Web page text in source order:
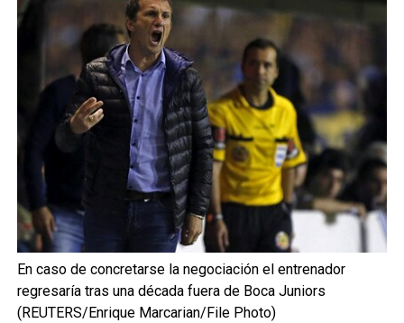
En caso de concretarse la negociación el entrenador
regresaría tras una década fuera de Boca Juniors
(REUTERS/Enrique Marcarian/File Photo)